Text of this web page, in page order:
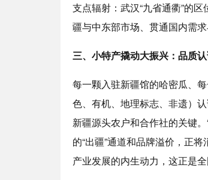
支点辐射：武汉“九省通衢”的
疆与中东部市场、贯通国内需
三、小特产撬动大振兴：品质
每一颗入驻新疆馆的哈密瓜、
色、有机、地理标志、非遗）
新疆源头农户和合作社的关键
的“出疆”通道和品牌溢价，正
产业发展的内生动力，这正是